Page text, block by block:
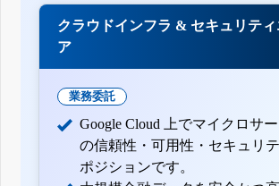
クラウドインフラ & セキュリテ
ア
業務委託
Google Cloud 上でマイクロサ
の信頼性・可用性・セキュリ
ポジションです。